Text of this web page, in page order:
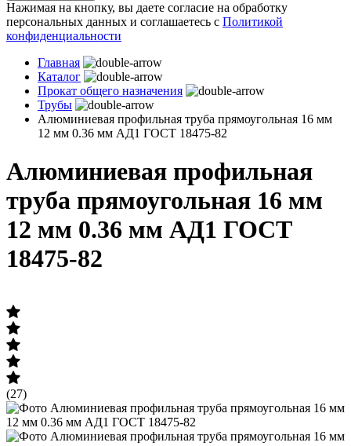
Нажимая на кнопку, вы даете согласие на обработку
персональных данных и соглашаетесь с Политикой
конфиденциальности
Главная
Каталог
Прокат общего назначения
Трубы
Алюминиевая профильная труба прямоугольная 16 мм
12 мм 0.36 мм АД1 ГОСТ 18475-82
Алюминиевая профильная
труба прямоугольная 16 мм
12 мм 0.36 мм АД1 ГОСТ
18475-82
(27)